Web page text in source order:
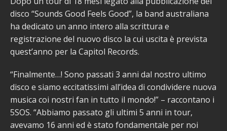
disco “Sounds Good Feels Good”, la band australiana
ha dedicato un anno intero alla scrittura e
registrazione del nuovo disco la cui uscita è prevista
quest’anno per la Capitol Records.
“Finalmente…! Sono passati 3 anni dal nostro ultimo
disco e siamo eccitatissimi all’idea di condividere nuova
musica coi nostri fan in tutto il mondo!” – raccontano i
5SOS. “Abbiamo passato gli ultimi 5 anni in tour,
avevamo 16 anni ed è stato fondamentale per noi